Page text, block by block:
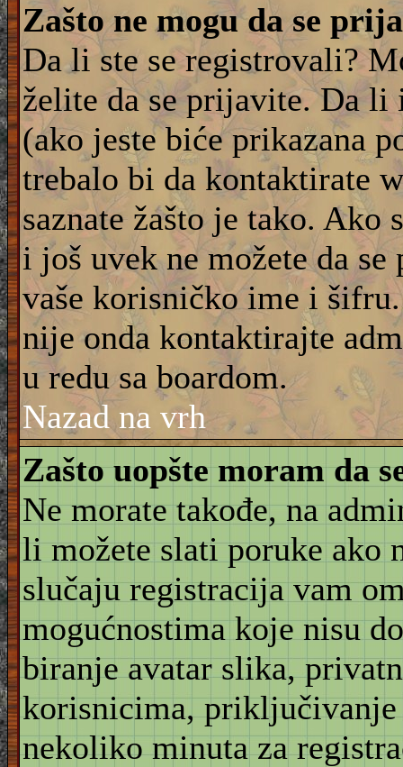
Zašto ne mogu da se
Da li ste se registrovali?
želite da se prijavite. Da li
(ako jeste biće prikazana
trebalo bi da kontaktirate
saznate žašto je tako. Ako
i još uvek ne možete da
vaše korisničko ime i
nije onda kontaktirajte
u redu sa boardom.
Nazad na vrh
Zašto uopšte moram da
Ne morate takođe, na
li možete slati poruke ako
slučaju registracija vam
mogućnostima koje nisu
biranje avatar slika,
korisnicima, priključivanje
nekoliko minuta za